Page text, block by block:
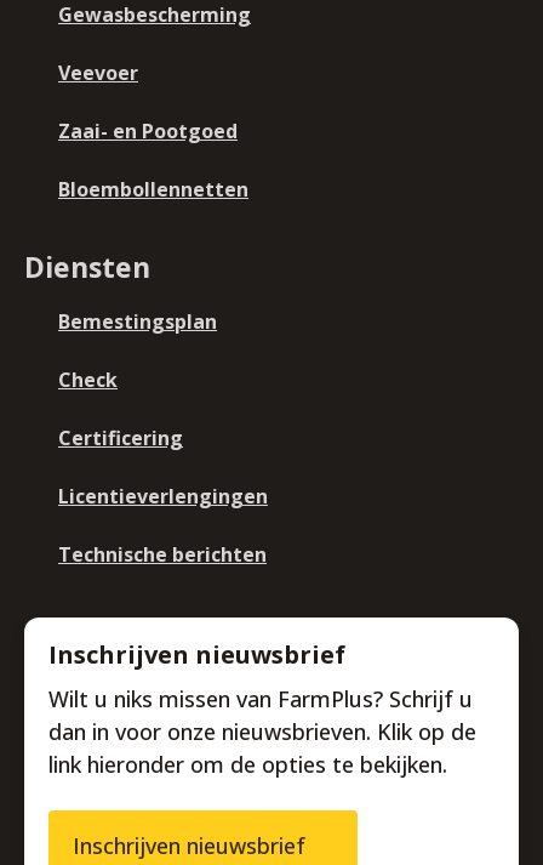
Gewasbescherming
Veevoer
Zaai- en Pootgoed
Bloembollennetten
Diensten
Bemestingsplan
Check
Certificering
Licentieverlengingen
Technische berichten
Inschrijven nieuwsbrief
Wilt u niks missen van FarmPlus? Schrijf u
dan in voor onze nieuwsbrieven. Klik op de
link hieronder om de opties te bekijken.
Inschrijven nieuwsbrief